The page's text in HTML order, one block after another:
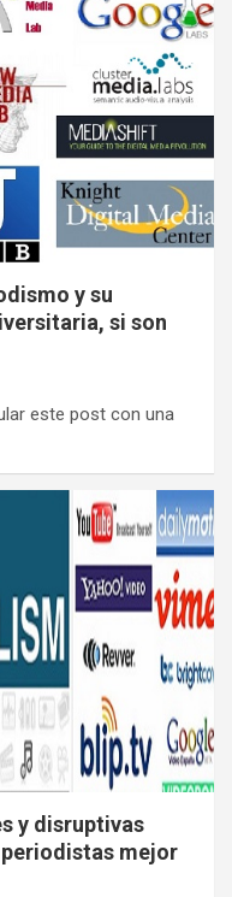
y su
si son
este post con una
y disruptivas
mejor